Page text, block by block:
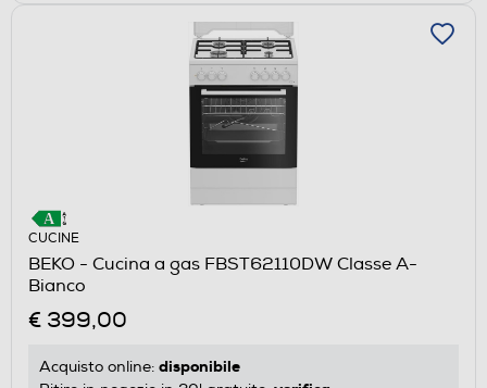
CUCINE
BEKO - Cucina a gas FBST62110DW Classe A-
Bianco
€ 399,00
Acquisto online: disponibile